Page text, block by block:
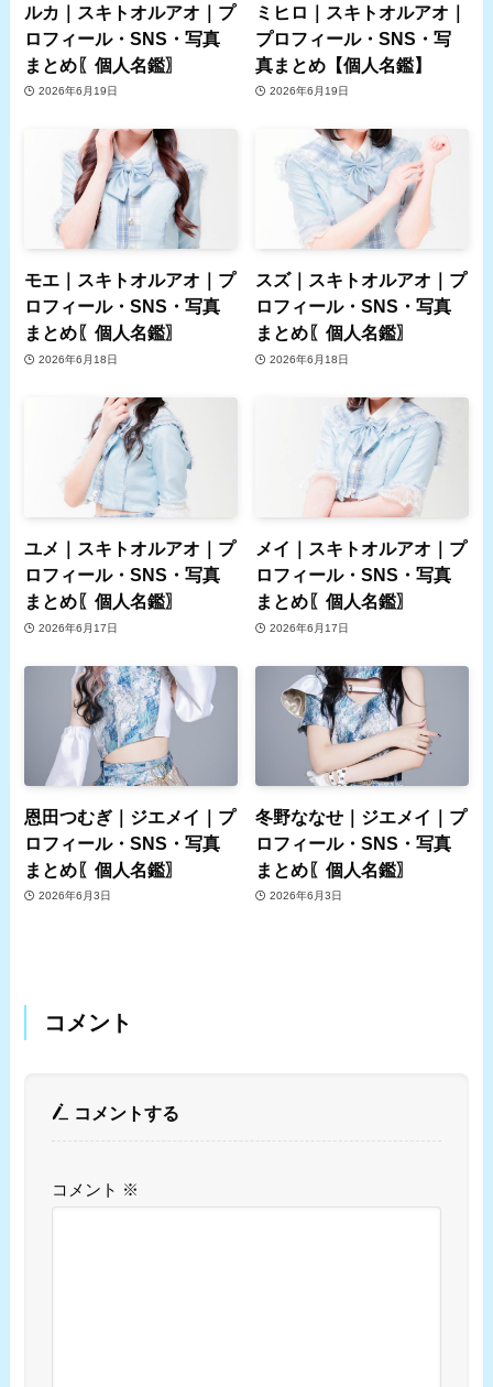
ルカ｜スキトオルアオ｜プ
ロフィール・SNS・写真
まとめ〖個人名鑑〗
2026年6月19日
ミヒロ｜スキトオルアオ｜
プロフィール・SNS・写
真まとめ【個人名鑑】
2026年6月19日
モエ｜スキトオルアオ｜プ
ロフィール・SNS・写真
まとめ〖個人名鑑〗
2026年6月18日
スズ｜スキトオルアオ｜プ
ロフィール・SNS・写真
まとめ〖個人名鑑〗
2026年6月18日
ユメ｜スキトオルアオ｜プ
ロフィール・SNS・写真
まとめ〖個人名鑑〗
2026年6月17日
メイ｜スキトオルアオ｜プ
ロフィール・SNS・写真
まとめ〖個人名鑑〗
2026年6月17日
恩田つむぎ｜ジエメイ｜プ
ロフィール・SNS・写真
まとめ〖個人名鑑〗
2026年6月3日
冬野ななせ｜ジエメイ｜プ
ロフィール・SNS・写真
まとめ〖個人名鑑〗
2026年6月3日
コメント
コメントする
コメント ※